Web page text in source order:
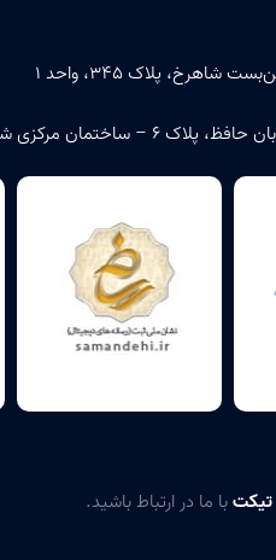
پلاک ۳۴۵، واحد ۱
شرکت پارس شبکه آذرخش
تیکتبا ما در ارتباط باشید.